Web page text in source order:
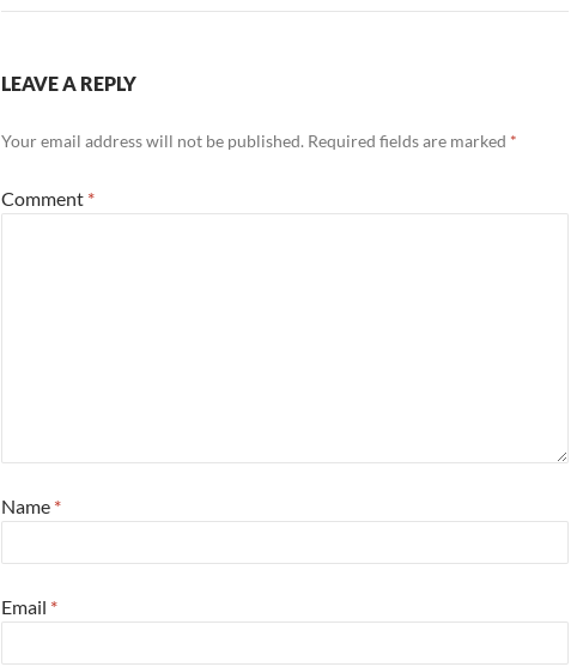
LEAVE A REPLY
Your email address will not be published. Required fields are marked *
Comment *
Name *
Email *